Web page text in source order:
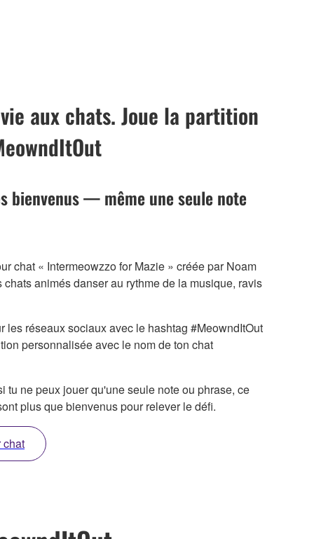
aux chats. Joue la partition
bienvenus — même une seule note
chat « Intermeowzzo for Mazie » créée par Noam
animés danser au rythme de la musique, ravis
les réseaux sociaux avec le hashtag #MeowndItOut
personnalisée avec le nom de ton chat
tu ne peux jouer qu'une seule note ou phrase, ce
plus que bienvenus pour relever le défi.
chat